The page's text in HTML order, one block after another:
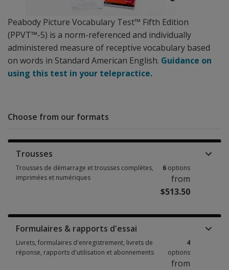
Peabody Picture Vocabulary Test™ Fifth Edition
(PPVT™-5) is a norm-referenced and individually
administered measure of receptive vocabulary based
on words in Standard American English. Guidance on
using this test in your telepractice.
Choose from our formats
Trousses
Trousses de démarrage et trousses complètes,
imprimées et numériques
6 options
from
$513.50
Formulaires & rapports d'essai
Livrets, formulaires d'enregistrement, livrets de
réponse, rapports d'utilisation et abonnements
4
options
from